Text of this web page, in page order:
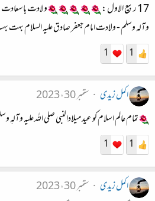
17 ربیع الاول :
ولادت باسعادت
وآلہ وسلم - ولادت امام جعفر صادق علیہ السلام بہت
1
1
اکمل زیدی
ستمبر 30، 2023
تمام عالم اسلام کو عيد ميلادالنبى صلی اللہ علیہ
1
1
اکمل زیدی
ستمبر 30، 2023